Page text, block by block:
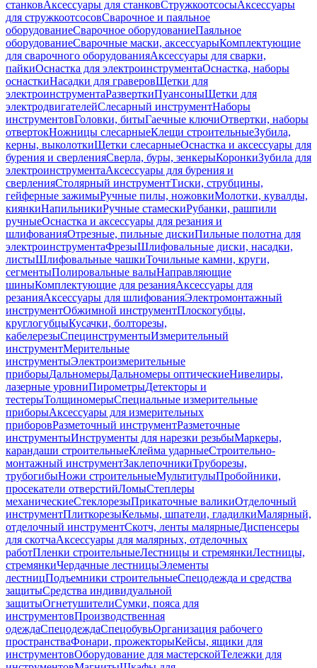
станковАксессуары для станковСтружкоотсосыАксессуары
для стружкоотсосовСварочное и паяльное
оборудованиеСварочное оборудованиеПаяльное
оборудованиеСварочные маски, аксессуарыКомплектующие
для сварочного оборудованияАксессуары для сварки,
пайкиОснастка для электроинструментаОснастка, наборы
оснасткиНасадки для граверовЩетки для
электроинструментаРазверткиПуансоныЩетки для
электродвигателейСлесарный инструментНаборы
инструментовГоловки, битыГаечные ключиОтвертки, наборы
отвертокНожницы слесарныеКлещи строительныеЗубила,
керны, выколоткиЩетки слесарныеОснастка и аксессуары для
бурения и сверленияСверла, буры, зенкерыКоронкиЗубила для
электроинструментаАксессуары для бурения и
сверленияСтолярный инструментТиски, струбцины,
гейферные зажимыРучные пилы, ножовкиМолотки, кувалды,
киянкиНапильникиРучные стамескиРубанки, рашпили
ручныеОснастка и аксессуары для резания и
шлифованияОтрезные, пильные дискиПильные полотна для
электроинструментаФрезыШлифовальные диски, насадки,
листыШлифовальные чашкиТочильные камни, круги,
сегментыПолировальные валыНаправляющие
шиныКомплектующие для резанияАксессуары для
резанияАксессуары для шлифованияЭлектромонтажный
инструментОбжимной инструментПлоскогубцы,
круглогубцыКусачки, болторезы,
кабелерезыСпецинструментыИзмерительный
инструментМерительные
инструментыЭлектроизмерительные
приборыДальномерыДальномеры оптическиеНивелиры,
лазерные уровниПирометрыДетекторы и
тестерыТолщиномерыСпециальные измерительные
приборыАксессуары для измерительных
приборовРазметочный инструментРазметочные
инструментыИнструменты для нарезки резьбыМаркеры,
карандаши строительныеКлейма ударныеСтроительно-
монтажный инструментЗаклепочникиТруборезы,
трубогибыНожи строительныеМультитулыПробойники,
просекатели отверстийЛомыСтеплеры
механическиеСтеклорезыПрикаточные валикиОтделочный
инструментПлиткорезыКельмы, шпатели, гладилкиМалярный,
отделочный инструментСкотч, ленты малярныеДиспенсеры
для скотчаАксессуары для малярных, отделочных
работПленки строительныеЛестницы и стремянкиЛестницы,
стремянкиЧердачные лестницыЭлементы
лестницПодъемники строительныеСпецодежда и средства
защитыСредства индивидуальной
защитыОгнетушителиСумки, пояса для
инструментовПроизводственная
одеждаСпецодеждаСпецобувьОрганизация рабочего
пространстваФонари, прожекторыКейсы, ящики для
инструментовОборудование для мастерскойТележки для